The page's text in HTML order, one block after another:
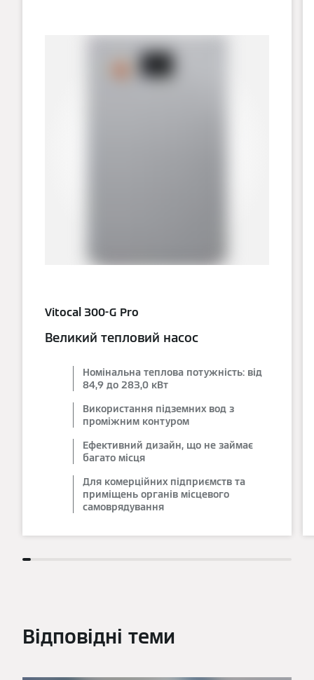
Vitocal 300-G Pro
Великий тепловий насос
Номінальна теплова потужність: від
84,9 до 283,0 кВт
Використання підземних вод з
проміжним контуром
Ефективний дизайн, що не займає
багато місця
Для комерційних підприємств та
приміщень органів місцевого
самоврядування
Відповідні теми